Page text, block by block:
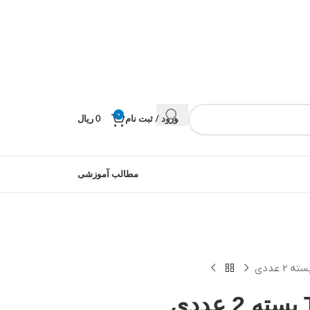
ورود / ثبت نام
0
0 ریال
مطالب آموزشی